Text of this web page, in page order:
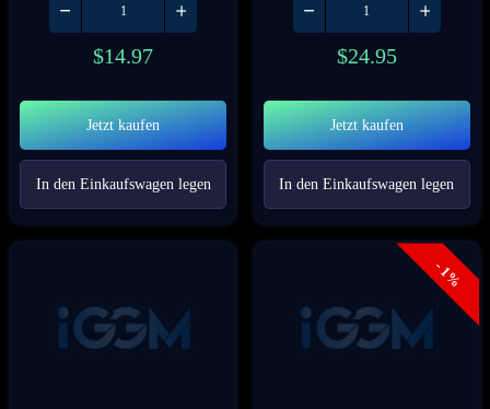
$14.97
Jetzt kaufen
In den Einkaufswagen legen
$24.95
Jetzt kaufen
In den Einkaufswagen legen
- 1%